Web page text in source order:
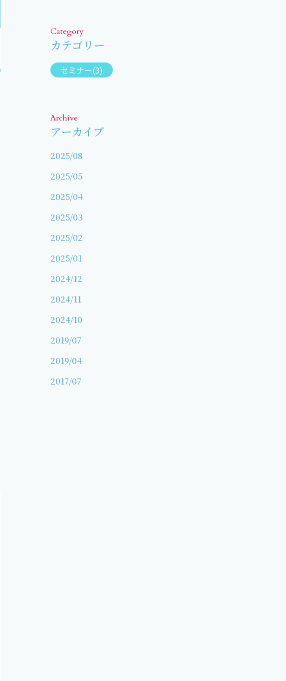
Category
カテゴリー
セミナー(3)
Archive
アーカイブ
2025/08
2025/05
2025/04
2025/03
2025/02
2025/01
2024/12
2024/11
2024/10
2019/07
2019/04
2017/07